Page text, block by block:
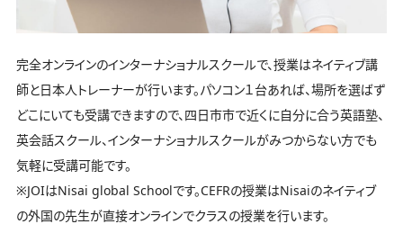
完全オンラインのインターナショナルスクールで、授業はネイティブ講
師と日本人トレーナーが行います。パソコン１台あれば、場所を選ばず
どこにいても受講できますので、四日市市で近くに自分に合う英語塾、
英会話スクール、インターナショナルスクールがみつからない方でも
気軽に受講可能です。
※JOIはNisai global Schoolです。CEFRの授業はNisaiのネイティブ
の外国の先生が直接オンラインでクラスの授業を行います。